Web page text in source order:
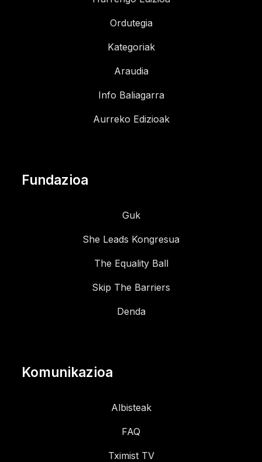
Ordutegia
Kategoriak
Araudia
Info Baliagarra
Aurreko Edizioak
Fundazioa
Guk
She Leads Kongresua
The Equality Ball
Skip The Barriers
Denda
Komunikazioa
Albisteak
FAQ
Tximist TV